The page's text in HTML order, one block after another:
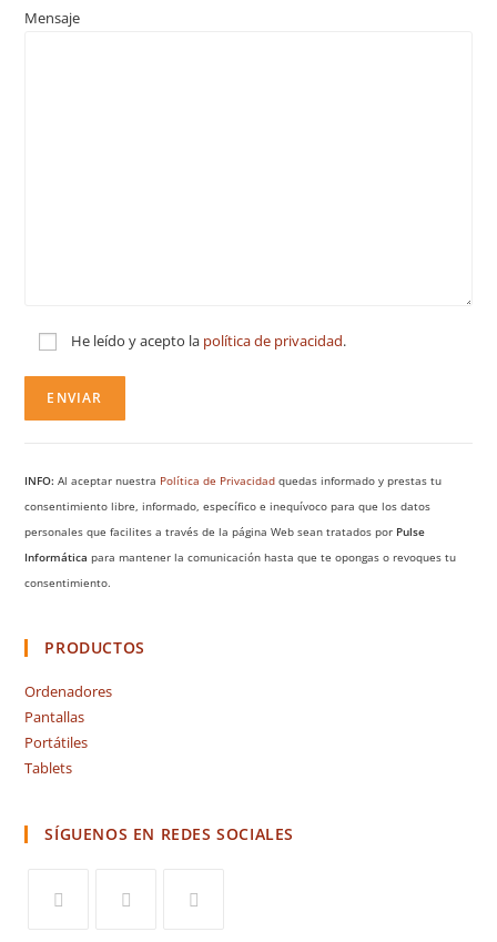
Mensaje
He leído y acepto la política de privacidad.
INFO: Al aceptar nuestra Política de Privacidad quedas informado y prestas tu
consentimiento libre, informado, específico e inequívoco para que los datos
personales que facilites a través de la página Web sean tratados por Pulse
Informática para mantener la comunicación hasta que te opongas o revoques tu
consentimiento.
PRODUCTOS
Ordenadores
Pantallas
Portátiles
Tablets
SÍGUENOS EN REDES SOCIALES